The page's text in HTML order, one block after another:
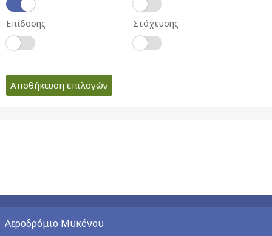
Επίδοσης Στόχευσης
Αποθήκευση επιλογών
Αεροδρόμιο Μυκόνου